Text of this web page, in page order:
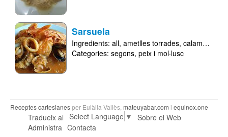
Sarsuela
Ingredients: all ametlles torrades calamars
Categories: segons peix i mol·lusc
Receptes cartesianesper Eulàlia Vallès, mateuyabar.com i equinox.one
Tradueix al Select Language ▼
Sobre el Web
Administra Contacta